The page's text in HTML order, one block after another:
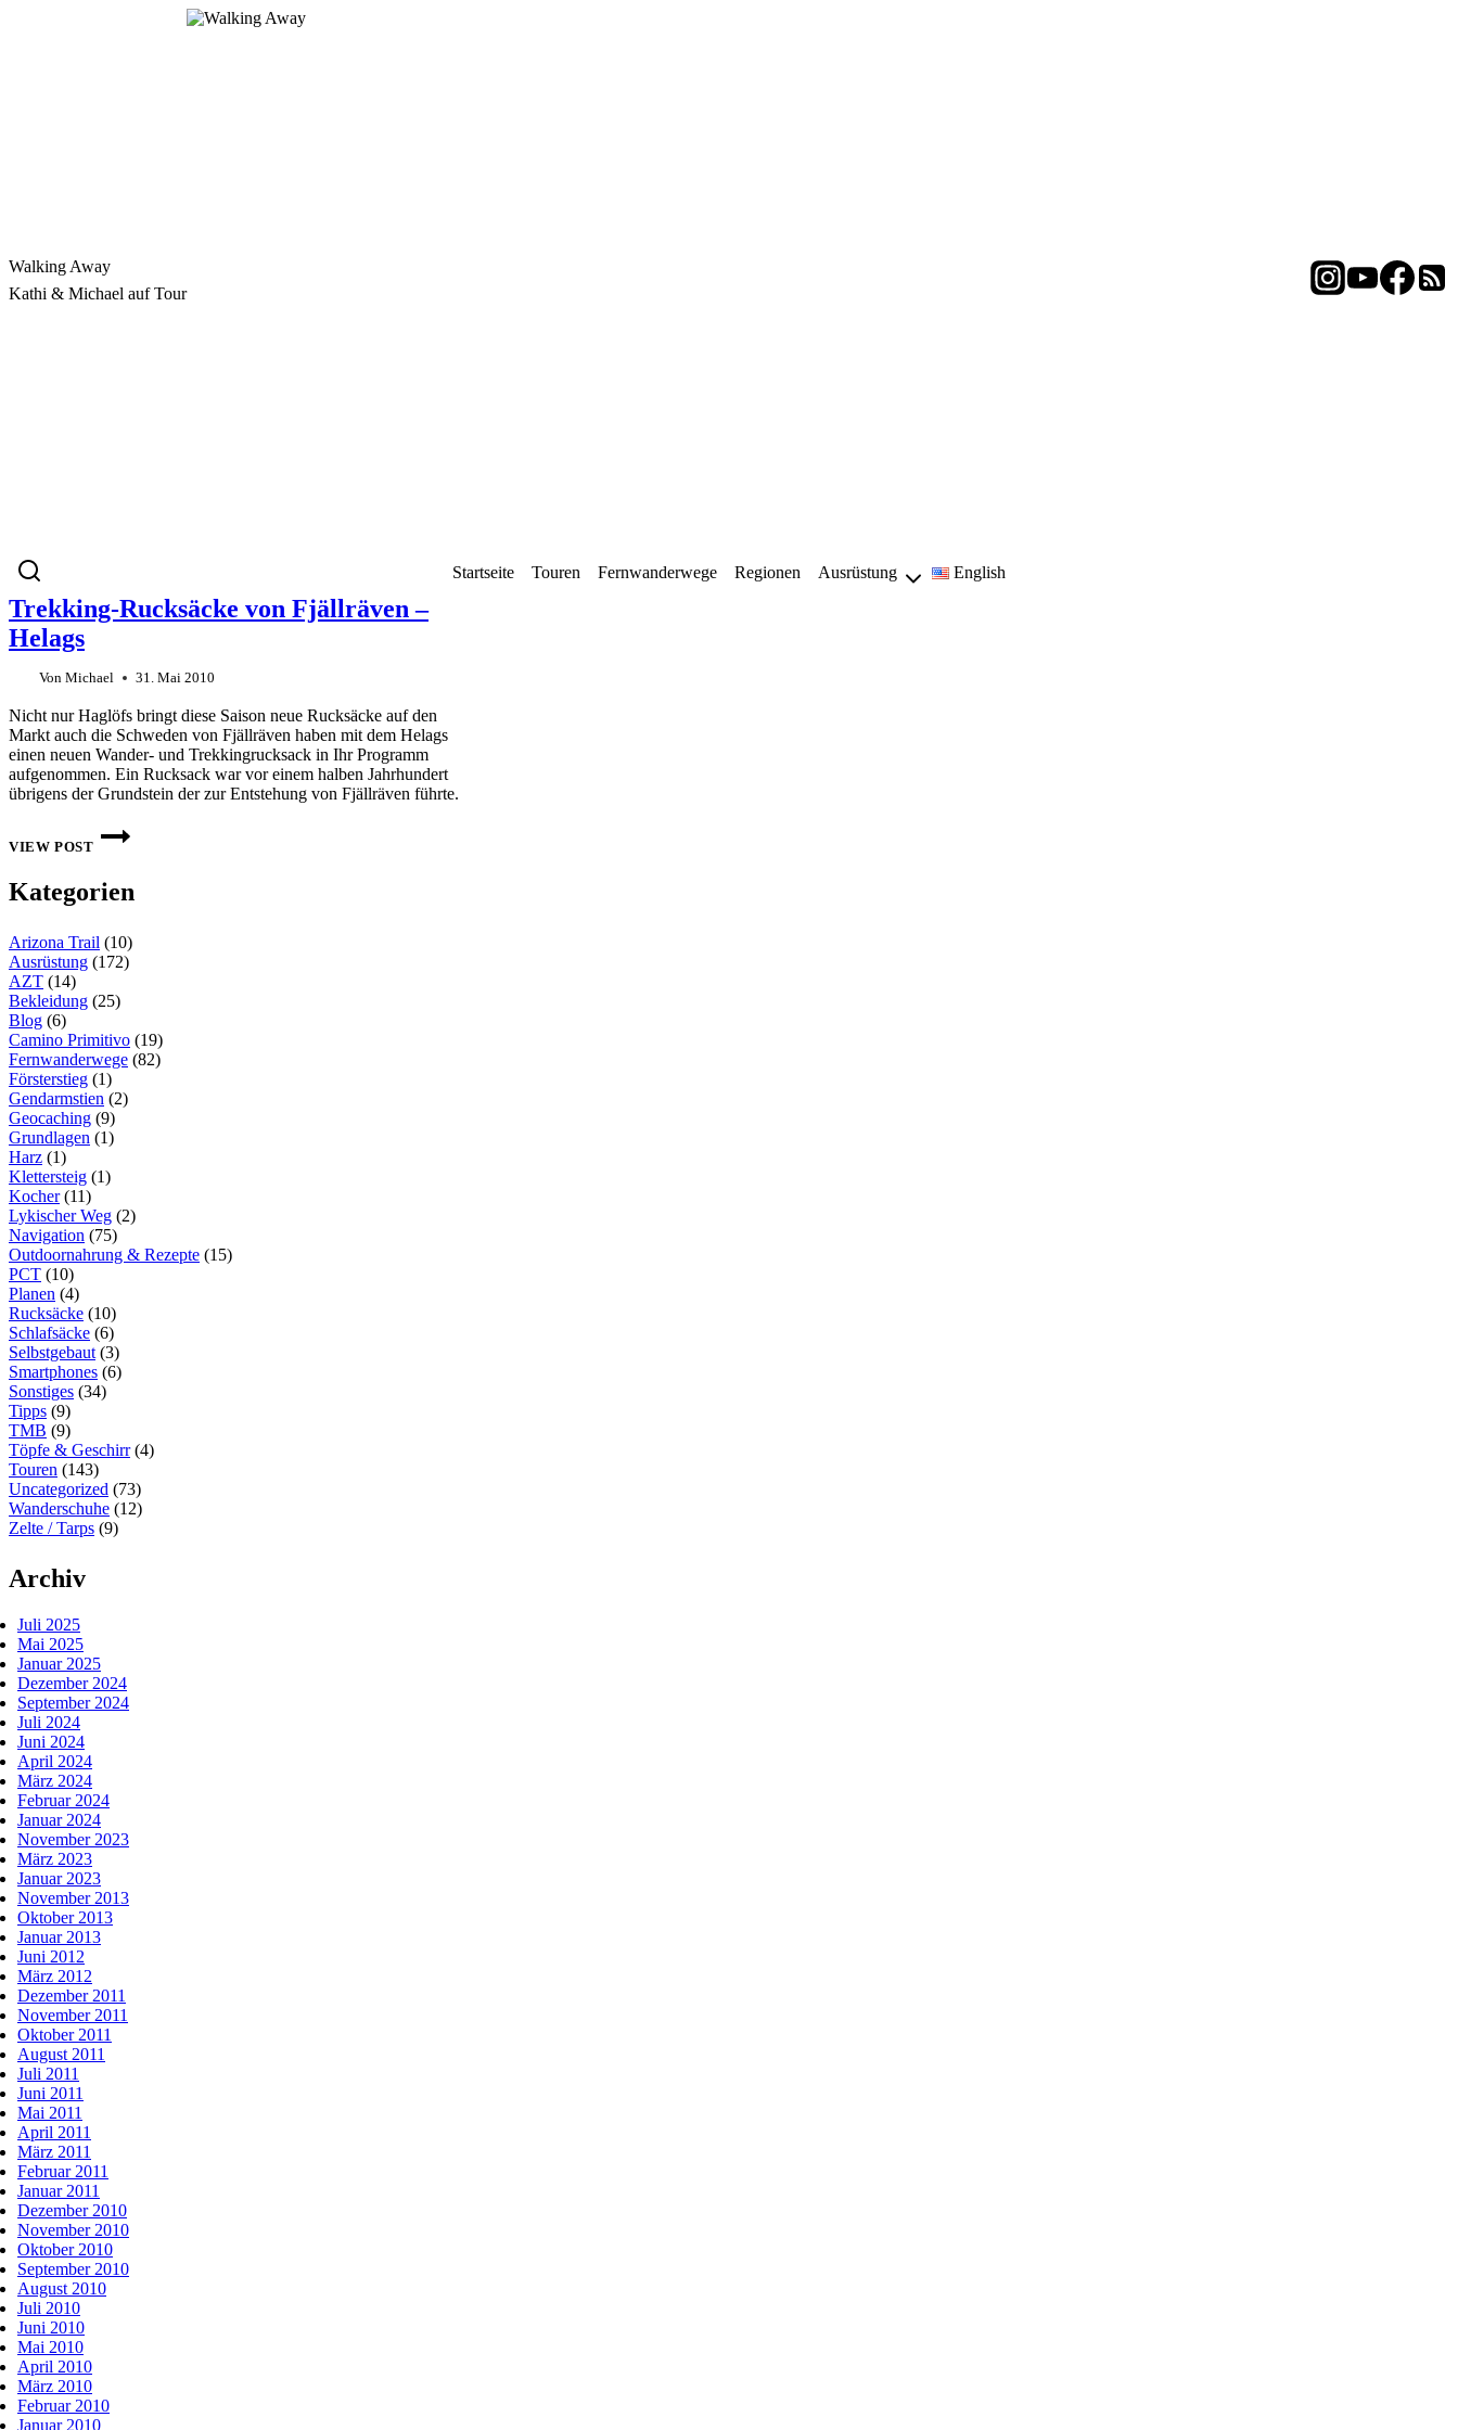
Walking Away
Kathi & Michael auf Tour
Startseite Touren Fernwanderwege Regionen Ausrüstung English
Trekking-Rucksäcke von Fjällräven –
Helags
Von Michael 31. Mai 2010
Nicht nur Haglöfs bringt diese Saison neue Rucksäcke auf den
Markt auch die Schweden von Fjällräven haben mit dem Helags
einen neuen Wander- und Trekkingrucksack in Ihr Programm
aufgenommen. Ein Rucksack war vor einem halben Jahrhundert
übrigens der Grundstein der zur Entstehung von Fjällräven führte.
VIEW POST
TREKKING-
RUCKSÄCKE
–
Kategorien
Arizona Trail (10)
Ausrüstung (172)
AZT (14)
Bekleidung (25)
Blog (6)
Camino Primitivo (19)
Fernwanderwege (82)
Försterstieg (1)
Gendarmstien (2)
Geocaching (9)
Grundlagen (1)
Harz (1)
Klettersteig (1)
Kocher(11)
Lykischer Weg (2)
Navigation (75)
Outdoornahrung & Rezepte (15)
PCT (10)
Planen (4)
Rucksäcke (10)
Schlafsäcke (6)
Selbstgebaut (3)
Smartphones (6)
Sonstiges (34)
Tipps (9)
TMB (9)
Töpfe & Geschirr(4)
Touren (143)
Uncategorized (73)
Wanderschuhe (12)
Zelte / Tarps (9)
Archiv
Juli 2025
Mai 2025
Januar 2025
Dezember 2024
September 2024
Juli 2024
Juni 2024
April 2024
März 2024
Februar 2024
Januar 2024
November 2023
März 2023
Januar 2023
November 2013
Oktober 2013
Januar 2013
Juni 2012
März 2012
Dezember 2011
November 2011
Oktober 2011
August 2011
Juli 2011
Juni 2011
Mai 2011
April 2011
März 2011
Februar 2011
Januar 2011
Dezember 2010
November 2010
Oktober 2010
September 2010
August 2010
Juli 2010
Juni 2010
Mai 2010
April 2010
März 2010
Februar 2010
Januar 2010